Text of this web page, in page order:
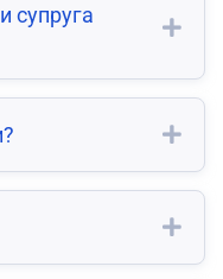
супруга